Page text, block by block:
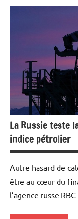
La Russie teste
indice pétrolier
Autre hasard de
être au cœur du
l’agence russe